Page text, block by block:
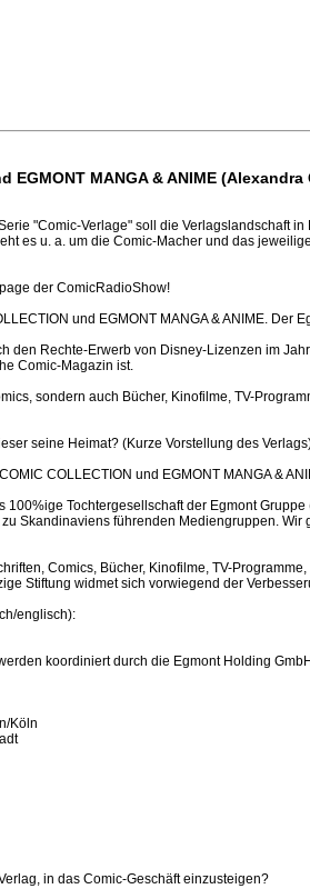
EGMONT MANGA & ANIME (Alexandra
"Comic-Verlage" soll die Verlagslandschaft
es u. a. um die Comic-Macher und das
der ComicRadioShow!
und EGMONT MANGA & ANIME.
den Rechte-Erwerb von Disney-Lizenzen im
Comic-Magazin ist.
sondern auch Bücher, Kinofilme, TV-
seine Heimat? (Kurze Vorstellung des
COLLECTION und EGMONT MANGA &
100%ige Tochtergesellschaft der Egmont
Skandinaviens führenden Mediengruppen.
Comics, Bücher, Kinofilme, TV-
Stiftung widmet sich vorwiegend der
englisch):
koordiniert durch die Egmont Holding
Köln
in das Comic-Geschäft einzusteigen?